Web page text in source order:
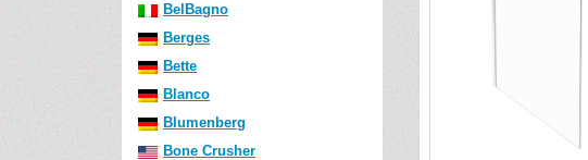
BelBagno
Berges
Bette
Blanco
Blumenberg
Bone Crusher